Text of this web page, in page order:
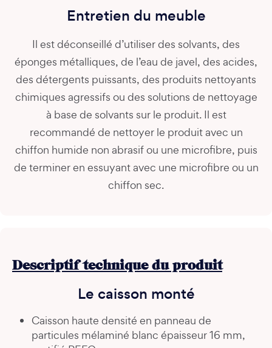
Entretien du meuble
Il est déconseillé d’utiliser des solvants, des
éponges métalliques, de l’eau de javel, des acides,
des détergents puissants, des produits nettoyants
chimiques agressifs ou des solutions de nettoyage
à base de solvants sur le produit. Il est
recommandé de nettoyer le produit avec un
chiffon humide non abrasif ou une microfibre, puis
de terminer en essuyant avec une microfibre ou un
chiffon sec.
Descriptif technique du produit
Le caisson monté
Caisson haute densité en panneau de
particules mélaminé blanc épaisseur 16 mm,